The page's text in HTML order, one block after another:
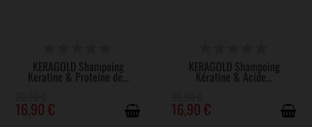
KERAGOLD Shampoing
Keratine & Proteine de...
16,90 €
KERAGOLD Shampoing
Kératine & Acide...
16,90 €